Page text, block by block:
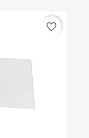
favorite_border